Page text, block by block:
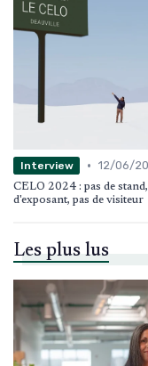
Interview • 12/06/
CELO 2024 : pas de stand,
d'exposant, pas de visiteur
Les plus lus